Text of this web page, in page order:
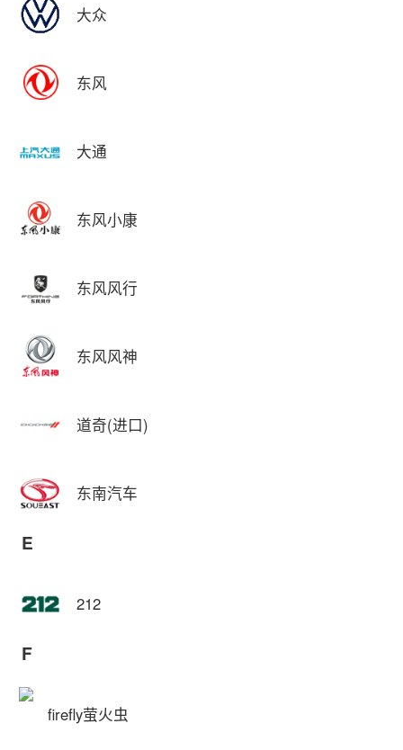
大众
东风
大通
东风小康
东风风行
东风风神
道奇(进口)
东南汽车
E
212
F
firefly萤火虫